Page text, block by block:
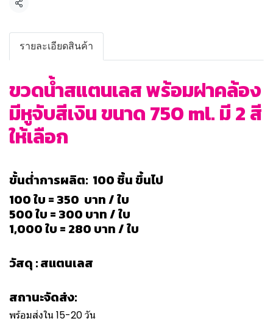
แชร์
รายละเอียดสินค้า
ขวดน้ำสแตนเลส พร้อมฝาคล้อง
มีหูจับสีเงิน ขนาด 750 ml. มี 2 สี
ให้เลือก
ขั้นต่ำการผลิต: 100 ชิ้น ขึ้นไป
100 ใบ = 350 บาท / ใบ
500 ใบ = 300 บาท / ใบ
1,000 ใบ = 280 บาท / ใบ
วัสดุ : สแตนเลส
สถานะจัดส่ง:
พร้อมส่งใน 15-20 วัน